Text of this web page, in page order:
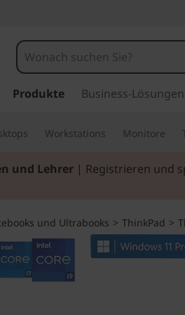
Produkte Business-Lösungen
Workstations Monitore
und Lehrer | Registrieren und
item 2 of 3
und Ultrabooks > ThinkPad >